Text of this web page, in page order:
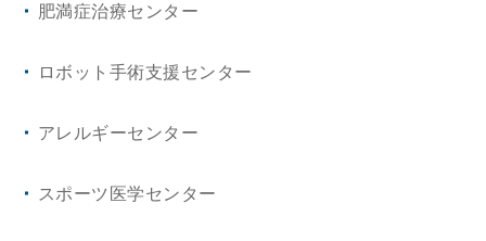
肥満症治療センター
ロボット手術支援センター
アレルギーセンター
スポーツ医学センター